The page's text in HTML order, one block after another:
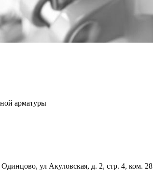
арматуры
ул Акуловская, д. 2, стр. 4, ком. 28